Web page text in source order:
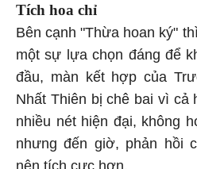
Tích hoa chỉ
Bên cạnh "Thừa hoan ký"
một sự lựa chọn đáng để
đầu, màn kết hợp của
Nhất Thiên bị chê bai vì cả
nhiều nét hiện đại, không
nhưng đến giờ, phản hồi